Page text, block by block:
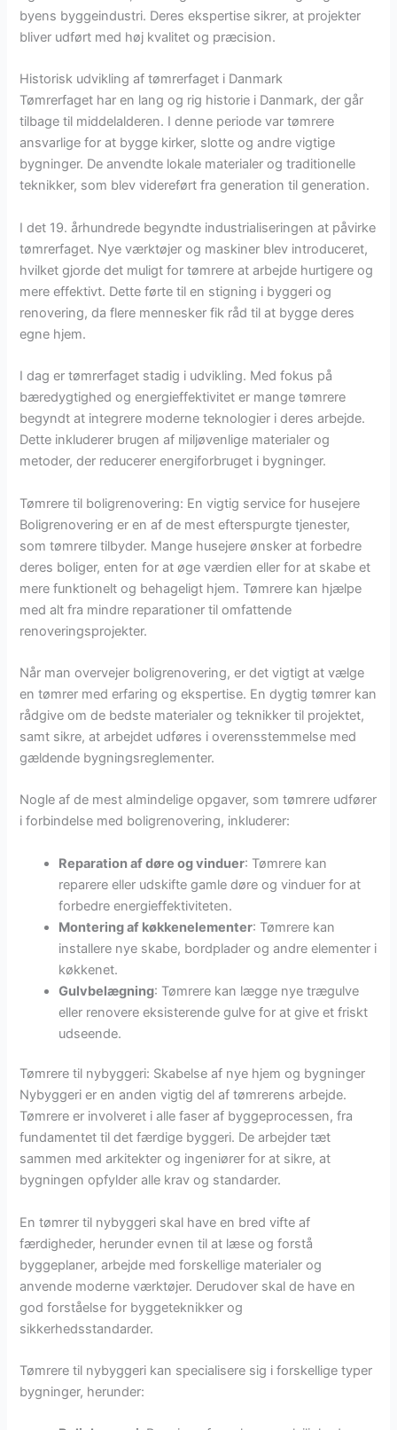
byens byggeindustri. Deres ekspertise sikrer, at projekter
bliver udført med høj kvalitet og præcision.
Historisk udvikling af tømrerfaget i Danmark
Tømrerfaget har en lang og rig historie i Danmark, der går
tilbage til middelalderen. I denne periode var tømrere
ansvarlige for at bygge kirker, slotte og andre vigtige
bygninger. De anvendte lokale materialer og traditionelle
teknikker, som blev videreført fra generation til generation.
I det 19. århundrede begyndte industrialiseringen at påvirke
tømrerfaget. Nye værktøjer og maskiner blev introduceret,
hvilket gjorde det muligt for tømrere at arbejde hurtigere og
mere effektivt. Dette førte til en stigning i byggeri og
renovering, da flere mennesker fik råd til at bygge deres
egne hjem.
I dag er tømrerfaget stadig i udvikling. Med fokus på
bæredygtighed og energieffektivitet er mange tømrere
begyndt at integrere moderne teknologier i deres arbejde.
Dette inkluderer brugen af miljøvenlige materialer og
metoder, der reducerer energiforbruget i bygninger.
Tømrere til boligrenovering: En vigtig service for husejere
Boligrenovering er en af de mest efterspurgte tjenester,
som tømrere tilbyder. Mange husejere ønsker at forbedre
deres boliger, enten for at øge værdien eller for at skabe et
mere funktionelt og behageligt hjem. Tømrere kan hjælpe
med alt fra mindre reparationer til omfattende
renoveringsprojekter.
Når man overvejer boligrenovering, er det vigtigt at vælge
en tømrer med erfaring og ekspertise. En dygtig tømrer kan
rådgive om de bedste materialer og teknikker til projektet,
samt sikre, at arbejdet udføres i overensstemmelse med
gældende bygningsreglementer.
Nogle af de mest almindelige opgaver, som tømrere udfører
i forbindelse med boligrenovering, inkluderer:
Reparation af døre og vinduer: Tømrere kan
reparere eller udskifte gamle døre og vinduer for at
forbedre energieffektiviteten.
Montering af køkkenelementer: Tømrere kan
installere nye skabe, bordplader og andre elementer i
køkkenet.
Gulvbelægning: Tømrere kan lægge nye trægulve
eller renovere eksisterende gulve for at give et friskt
udseende.
Tømrere til nybyggeri: Skabelse af nye hjem og bygninger
Nybyggeri er en anden vigtig del af tømrerens arbejde.
Tømrere er involveret i alle faser af byggeprocessen, fra
fundamentet til det færdige byggeri. De arbejder tæt
sammen med arkitekter og ingeniører for at sikre, at
bygningen opfylder alle krav og standarder.
En tømrer til nybyggeri skal have en bred vifte af
færdigheder, herunder evnen til at læse og forstå
byggeplaner, arbejde med forskellige materialer og
anvende moderne værktøjer. Derudover skal de have en
god forståelse for byggeteknikker og
sikkerhedsstandarder.
Tømrere til nybyggeri kan specialisere sig i forskellige typer
bygninger, herunder: